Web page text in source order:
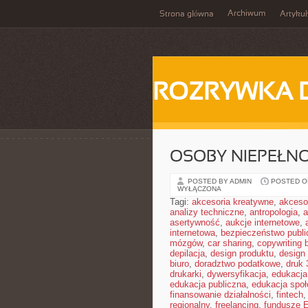
Strona główna Archiwum
ROZRYWKA
OSOBY
POSTED BY ADMIN POSTED
WYŁĄCZONA
Tagi: akcesoria kreatywne,
analizy techniczne, antropologia,
asertywność, aukcje internetowe,
internetowa, bezpieczeństwo
mózgów, car sharing, copywriting
depilacja, design produktu, design
biuro, doradztwo podatkowe, druk
drukarki, dywersyfikacja,
edukacja publiczna, edukacja
finansowanie działalności, fintech,
regionalny, freelancing, fundusze